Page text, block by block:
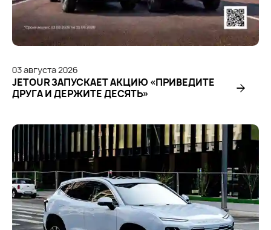
03августа2026
JETOUR ЗАПУСКАЕТ АКЦИЮ «ПРИВЕДИТЕ
ДРУГА И ДЕРЖИТЕ ДЕСЯТЬ»